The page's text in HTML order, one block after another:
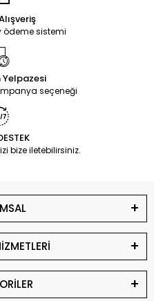
ödeme sistemi
Yelpazesi
seçeneği
bize iletebilirsiniz.